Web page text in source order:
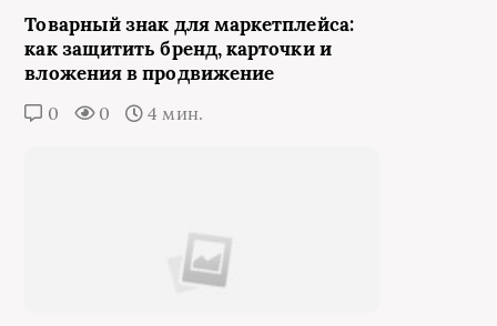
Товарный знак для маркетплейса:
как защитить бренд, карточки и
вложения в продвижение
0 0 4 мин.